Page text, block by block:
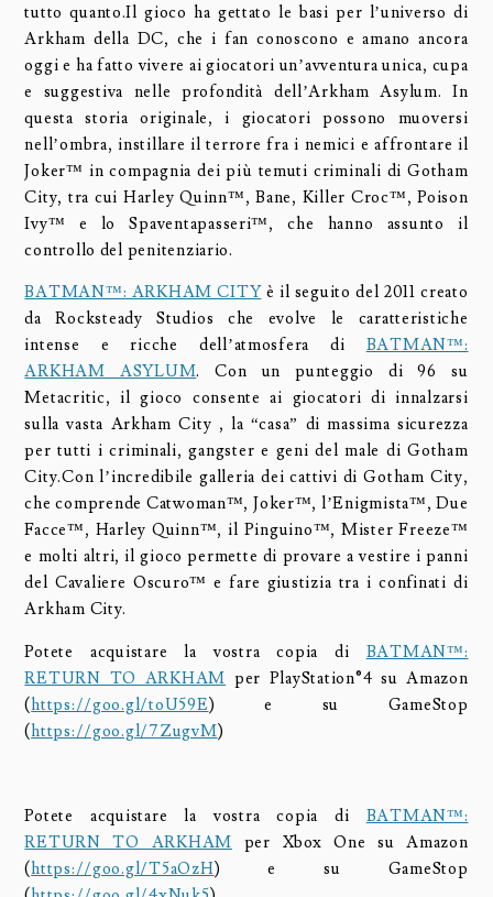
tutto quanto.Il gioco ha gettato le basi per l’universo di
Arkham della DC, che i fan conoscono e amano ancora
oggi e ha fatto vivere ai giocatori un’avventura unica, cupa
e suggestiva nelle profondità dell’Arkham Asylum. In
questa storia originale, i giocatori possono muoversi
nell’ombra, instillare il terrore fra i nemici e affrontare il
Joker™ in compagnia dei più temuti criminali di Gotham
City, tra cui Harley Quinn™, Bane, Killer Croc™, Poison
Ivy™ e lo Spaventapasseri™, che hanno assunto il
controllo del penitenziario.
BATMAN™: ARKHAM CITYè il seguito del 2011 creato
da Rocksteady Studios che evolve le caratteristiche
intense e ricche dell’atmosfera di BATMAN™:
ARKHAM ASYLUM. Con un punteggio di 96 su
Metacritic, il gioco consente ai giocatori di innalzarsi
sulla vasta Arkham City , la “casa” di massima sicurezza
per tutti i criminali, gangster e geni del male di Gotham
City.Con l’incredibile galleria dei cattivi di Gotham City,
che comprende Catwoman™, Joker™, l’Enigmista™, Due
Facce™, Harley Quinn™, il Pinguino™, Mister Freeze™
e molti altri, il gioco permette di provare a vestire i panni
del Cavaliere Oscuro™ e fare giustizia tra i confinati di
Arkham City.
Potete acquistare la vostra copia di BATMAN™:
RETURN TO ARKHAM per PlayStation®4 su Amazon
(https://goo.gl/toU59E) e su GameStop
(https://goo.gl/7ZugvM)
Potete acquistare la vostra copia di BATMAN™:
RETURN TO ARKHAM per Xbox One su Amazon
(https://goo.gl/T5aOzH) e su GameStop